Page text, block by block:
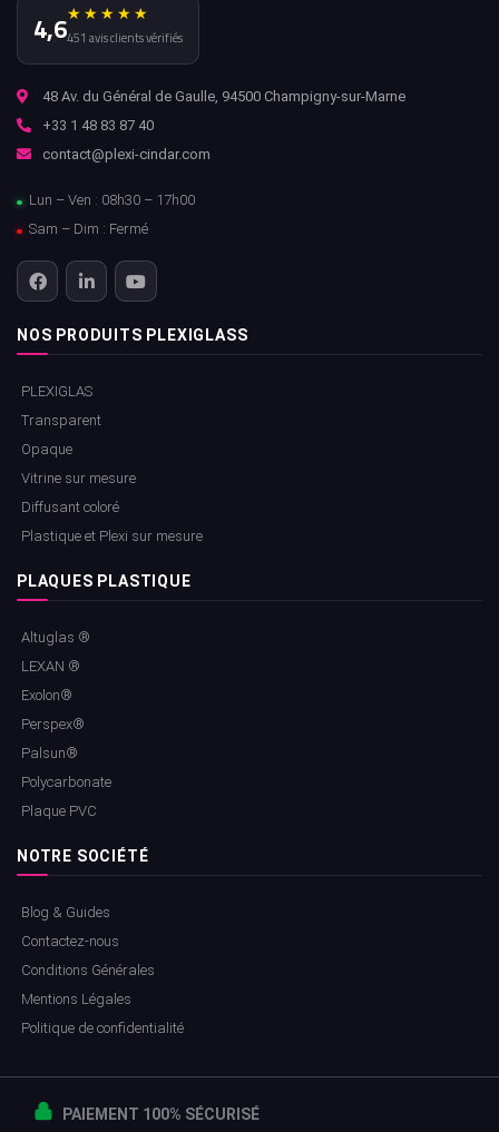
4,6★★★★★
451 avis clients vérifiés
48 Av. du Général de Gaulle, 94500 Champigny-sur-Marne
+33 1 48 83 87 40
contact@plexi-cindar.com
Lun – Ven : 08h30 – 17h00
Sam – Dim : Fermé
NOS PRODUITS PLEXIGLASS
PLEXIGLAS
Transparent
Opaque
Vitrine sur mesure
Diffusant coloré
Plastique et Plexi sur mesure
PLAQUES PLASTIQUE
Altuglas ®
LEXAN ®
Exolon®
Perspex®
Palsun®
Polycarbonate
Plaque PVC
NOTRE SOCIÉTÉ
Blog & Guides
Contactez-nous
Conditions Générales
Mentions Légales
Politique de confidentialité
PAIEMENT 100% SÉCURISÉ